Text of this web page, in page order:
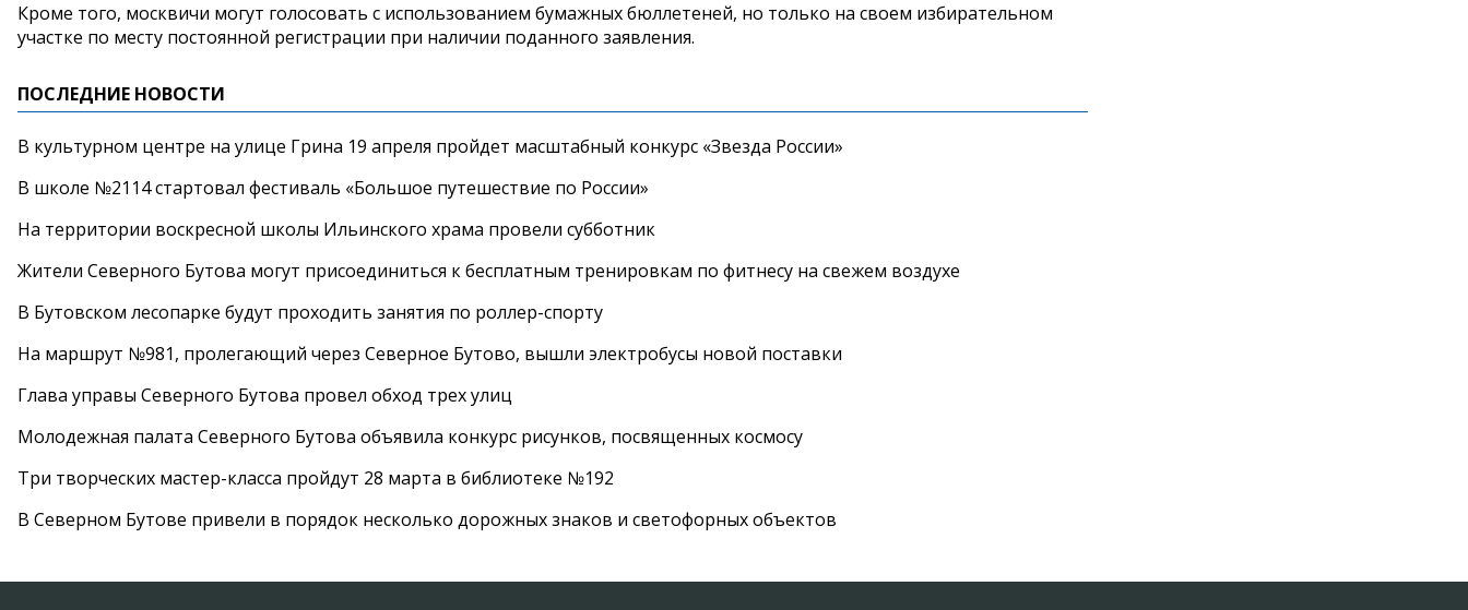
Кроме того, москвичи могут голосовать с использованием бумажных бюллетеней, но только на своем избирательном
участке по месту постоянной регистрации при наличии поданного заявления.
ПОСЛЕДНИЕ НОВОСТИ
В культурном центре на улице Грина 19 апреля пройдет масштабный конкурс «Звезда России»
В школе №2114 стартовал фестиваль «Большое путешествие по России»
На территории воскресной школы Ильинского храма провели субботник
Жители Северного Бутова могут присоединиться к бесплатным тренировкам по фитнесу на свежем воздухе
В Бутовском лесопарке будут проходить занятия по роллер-спорту
На маршрут №981, пролегающий через Северное Бутово, вышли электробусы новой поставки
Глава управы Северного Бутова провел обход трех улиц
Молодежная палата Северного Бутова объявила конкурс рисунков, посвященных космосу
Три творческих мастер-класса пройдут 28 марта в библиотеке №192
В Северном Бутове привели в порядок несколько дорожных знаков и светофорных объектов